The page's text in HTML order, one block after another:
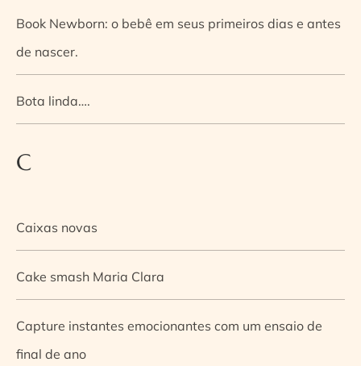
Book Newborn: o bebê em seus primeiros dias e antes
de nascer.
Bota linda….
C
Caixas novas
Cake smash Maria Clara
Capture instantes emocionantes com um ensaio de
final de ano